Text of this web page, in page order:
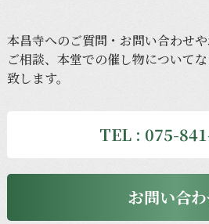
本昌寺へのご質問・ お問い合わせや
ご相談、 本堂での催し物について
致します。
TEL : 075-
お問い合